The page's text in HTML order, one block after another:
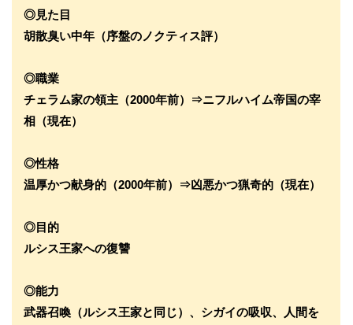
◎見た目
胡散臭い中年（序盤のノクティス評）
◎職業
チェラム家の領主（2000年前）⇒ニフルハイム帝国の宰
相（現在）
◎性格
温厚かつ献身的（2000年前）⇒凶悪かつ猟奇的（現在）
◎目的
ルシス王家への復讐
◎能力
武器召喚（ルシス王家と同じ）、シガイの吸収、人間を